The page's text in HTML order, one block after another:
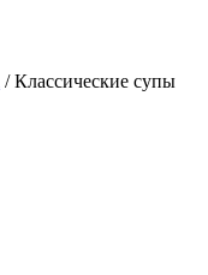
/ Классические супы